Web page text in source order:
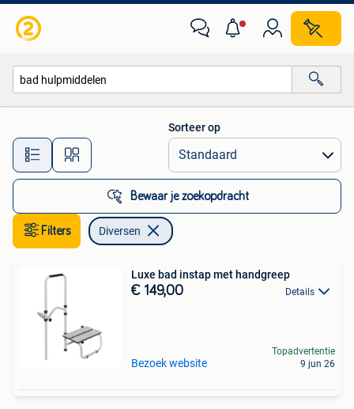
Alle afstanden…
Sorteer op
Bewaar je zoekopdracht
Filters Diversen
Luxe bad instap met handgreep
€ 149,00 Details
Bezoek website
Topadvertentie
9 jun 26